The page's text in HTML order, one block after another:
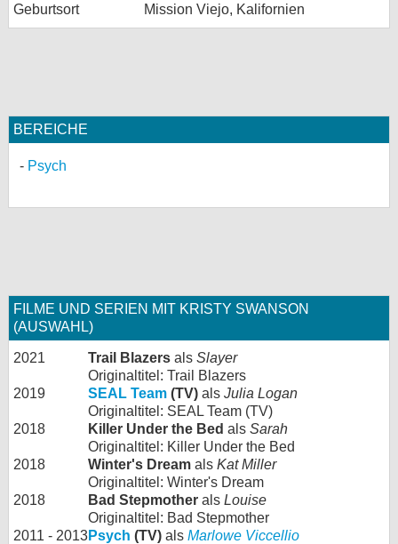
Geburtsort
Mission Viejo, Kalifornien
BEREICHE
Psych
FILME UND SERIEN MIT KRISTY SWANSON
(AUSWAHL)
2021 Trail Blazers als Slayer
Originaltitel: Trail Blazers
2019
SEAL Team (TV) als Julia Logan
Originaltitel: SEAL Team (TV)
2018
Killer Under the Bed als Sarah
Originaltitel: Killer Under the Bed
2018
Winter's Dream als Kat Miller
Originaltitel: Winter's Dream
2018
Bad Stepmother als Louise
Originaltitel: Bad Stepmother
2011 - 2013Psych (TV) als Marlowe Viccellio